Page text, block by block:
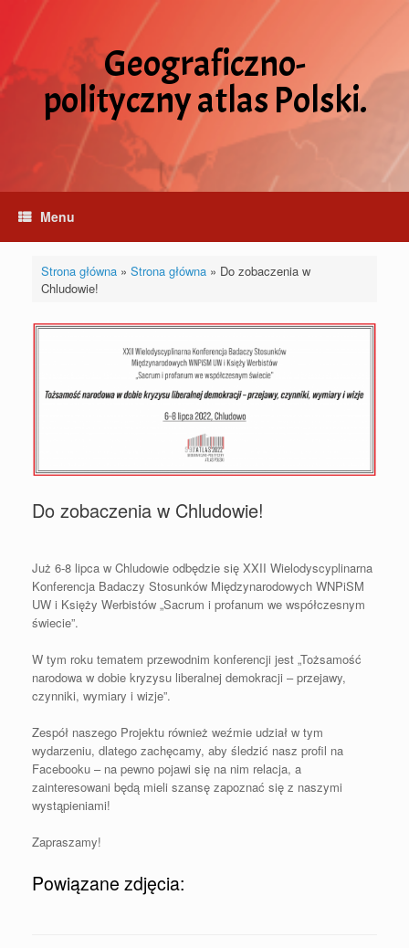
content
Geograficzno-
polityczny atlas Polski.
Menu
Strona główna» Strona główna» Do zobaczenia w
Chludowie!
Do zobaczenia w Chludowie!
Już 6-8 lipca w Chludowie odbędzie się XXII Wielodyscyplinarna
Konferencja Badaczy Stosunków Międzynarodowych WNPiSM
UW i Księży Werbistów „Sacrum i profanum we współczesnym
świecie”.
W tym roku tematem przewodnim konferencji jest „Tożsamość
narodowa w dobie kryzysu liberalnej demokracji – przejawy,
czynniki, wymiary i wizje”.
Zespół naszego Projektu również weźmie udział w tym
wydarzeniu, dlatego zachęcamy, aby śledzić nasz profil na
Facebooku – na pewno pojawi się na nim relacja, a
zainteresowani będą mieli szansę zapoznać się z naszymi
wystąpieniami!
Zapraszamy!
Powiązane zdjęcia: